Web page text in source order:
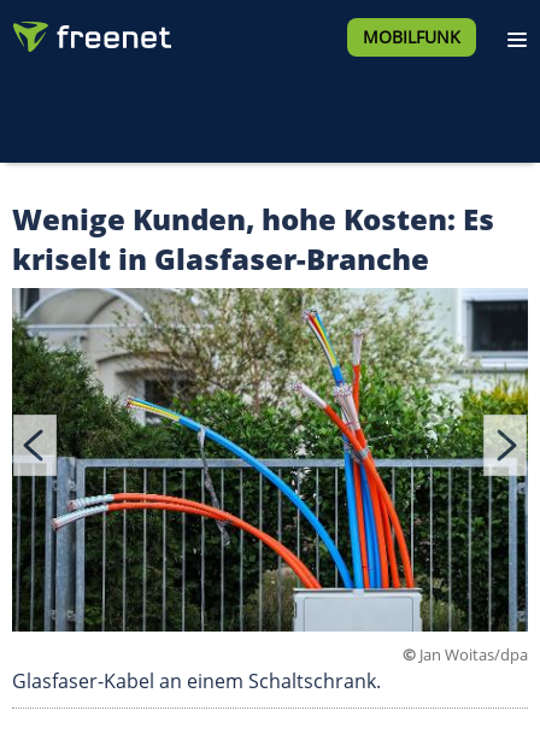
MOBILFUNK
Wenige Kunden, hohe Kosten: Es
kriselt in Glasfaser-Branche
© Jan Woitas/dpa
Glasfaser-Kabel an einem Schaltschrank.